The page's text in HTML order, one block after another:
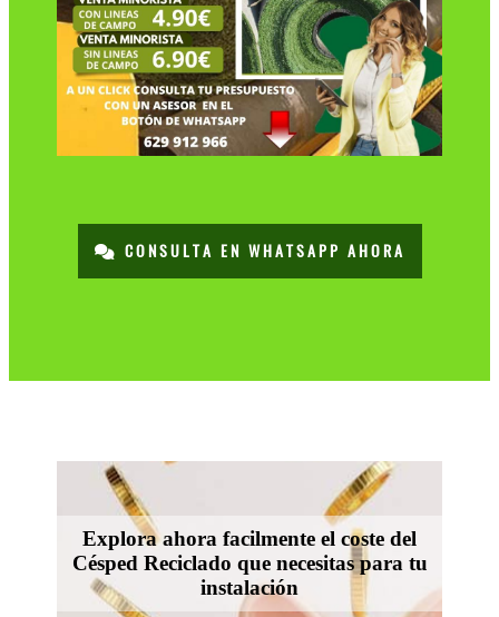
CONSULTA EN WHATSAPP AHORA
Explora ahora facilmente el coste del
Césped Reciclado que necesitas para tu
instalación